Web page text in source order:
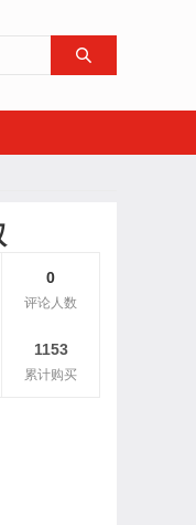

0
评论人数
1153
累计购买